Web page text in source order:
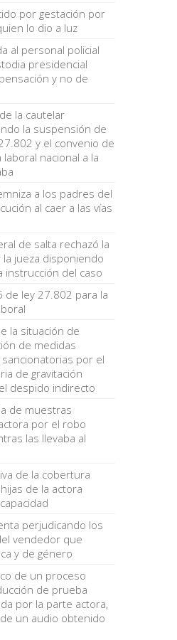
por gestación por
lo dio a luz
al personal policial
presidencial
y no de
la cautelar
la suspensión de
y el convenio de
nacional a la
a los padres del
al caer a las vías
de salta rechazó la
jueza disponiendo
instrucción del caso
de ley 27.802 para la
la situación de
de medidas
por el
de gravitación
despido indirecto
de muestras
por el robo
las llevaba al
de la cobertura
de la actora
perjudicando los
vendedor que
y de género
de un proceso
de prueba
por la parte actora,
un audio obtenido